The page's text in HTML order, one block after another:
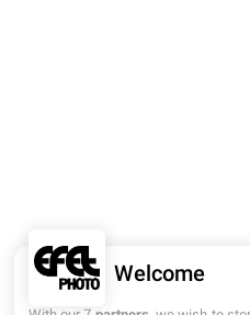
Welcome